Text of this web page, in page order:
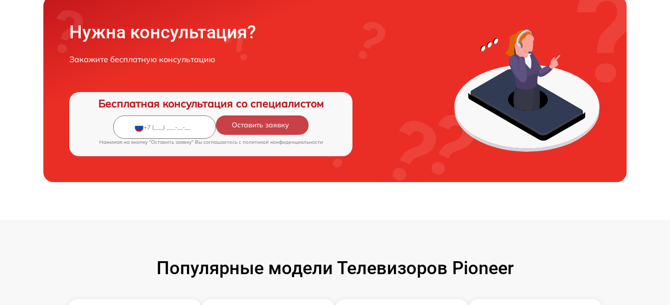
Нужна консультация?
Закажите бесплатную консультацию
Бесплатная консультация со специалистом
Оставить заявку
Нажимая на кнопку "Оставить заявку" Вы соглашаетесь c политикой конфиденциальности
Популярные модели Телевизоров Pioneer